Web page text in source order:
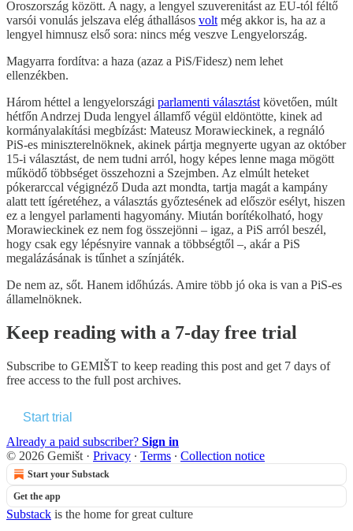
Oroszország között. A nagy, a lengyel szuverenitást az EU-tól féltő
varsói vonulás jelszava elég áthallásos volt még akkor is, ha az a
lengyel himnusz első sora: nincs még veszve Lengyelország.
Magyarra fordítva: a haza (azaz a PiS/Fidesz) nem lehet
ellenzékben.
Három héttel a lengyelországi parlamenti választást követően, múlt
hétfőn Andrzej Duda lengyel államfő végül eldöntötte, kinek ad
kormányalakítási megbízást: Mateusz Morawieckinek, a regnáló
PiS-es miniszterelnöknek, akinek pártja megnyerte ugyan az október
15-i választást, de nem tudni arról, hogy képes lenne maga mögött
működő többséget összehozni a Szejmben. Az elmúlt heteket
pókerarccal végignéző Duda azt mondta, tartja magát a kampány
alatt tett ígéretéhez, a választás győztesének ad először esélyt, hiszen
ez a lengyel parlamenti hagyomány. Miután borítékolható, hogy
Morawieckinek ez nem fog összejönni – igaz, a PiS arról beszél,
hogy csak egy lépésnyire vannak a többségtől –, akár a PiS
megalázásának is tűnhet a színjáték.
De nem az, sőt. Hanem időhúzás. Amire több jó oka is van a PiS-es
államelnöknek.
Keep reading with a 7-day free trial
Subscribe to GEMIŠT to keep reading this post and get 7 days of
free access to the full post archives.
Start trial
Already a paid subscriber? Sign in
© 2026 Gemišt · Privacy ∙ Terms ∙ Collection notice
Start your Substack
Get the app
Substack is the home for great culture